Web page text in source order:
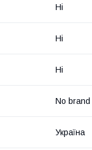
Ні
Ні
Ні
No brand
Україна